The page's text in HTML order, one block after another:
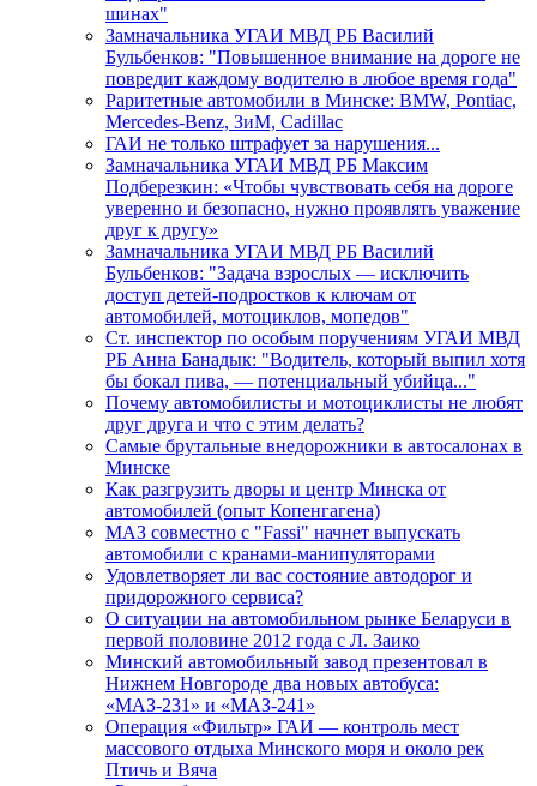
шинах"
Замначальника УГАИ МВД РБ Василий
Бульбенков: "Повышенное внимание на дороге не
повредит каждому водителю в любое время года"
Раритетные автомобили в Минске: BMW, Pontiac,
Mercedes-Benz, ЗиМ, Cadillac
ГАИ не только штрафует за нарушения...
Замначальника УГАИ МВД РБ Максим
Подберезкин: «Чтобы чувствовать себя на дороге
уверенно и безопасно, нужно проявлять уважение
друг к другу»
Замначальника УГАИ МВД РБ Василий
Бульбенков: "Задача взрослых — исключить
доступ детей-подростков к ключам от
автомобилей, мотоциклов, мопедов"
Ст. инспектор по особым поручениям УГАИ МВД
РБ Анна Банадык: "Водитель, который выпил хотя
бы бокал пива, — потенциальный убийца..."
Почему автомобилисты и мотоциклисты не любят
друг друга и что с этим делать?
Самые брутальные внедорожники в автосалонах в
Минске
Как разгрузить дворы и центр Минска от
автомобилей (опыт Копенгагена)
МАЗ совместно с "Fassi" начнет выпускать
автомобили с кранами-манипуляторами
Удовлетворяет ли вас состояние автодорог и
придорожного сервиса?
О ситуации на автомобильном рынке Беларуси в
первой половине 2012 года с Л. Заико
Минский автомобильный завод презентовал в
Нижнем Новгороде два новых автобуса:
«МАЗ-231» и «МАЗ-241»
Операция «Фильтр» ГАИ — контроль мест
массового отдыха Минского моря и около рек
Птичь и Вяча